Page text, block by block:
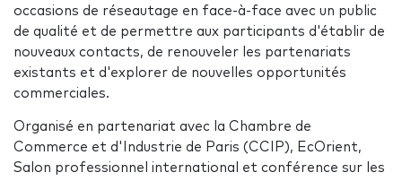
occasions de réseautage en face-à-face avec un public
de qualité et de permettre aux participants d'établir de
nouveaux contacts, de renouveler les partenariats
existants et d'explorer de nouvelles opportunités
commerciales.
Organisé en partenariat avec la Chambre de
Commerce et d'Industrie de Paris (CCIP), EcOrient,
Salon professionnel international et conférence sur les